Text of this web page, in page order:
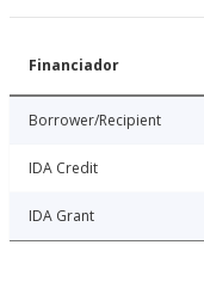
Financiador
Borrower/Recipient
IDA Credit
IDA Grant